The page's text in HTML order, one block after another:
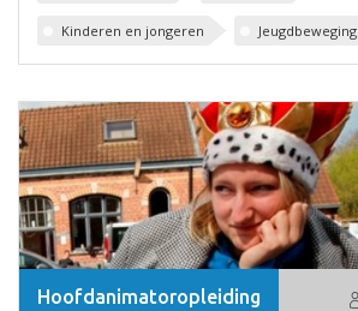
Kinderen en jongeren Jeugdbeweging
Hoofdanimatoropleiding